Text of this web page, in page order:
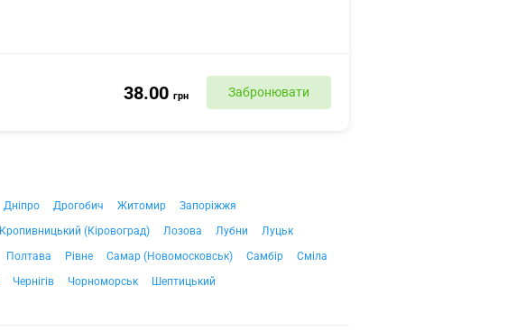
38.00 грн Забронювати
Дніпро Дрогобич Житомир
Запоріжжя
Кропивницький (Кіровоград) Лозова Лубни
Луцьк
Полтава Рівне Самар (Новомосковськ) Самбір
Сміла
Чернігів Чорноморськ Шептицький